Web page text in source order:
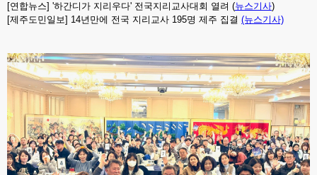
[연합뉴스] '하간디가 지리우다' 전국지리교사대회 열려 (뉴스기사)
[제주도민일보] 14년만에 전국 지리교사 195명 제주 집결 (뉴스기사)